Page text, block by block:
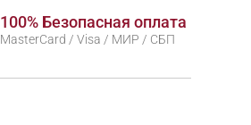
100% Безопасная оплата
MasterCard / Visa / МИР / СБП